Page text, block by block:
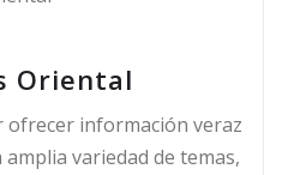
Oriental
información veraz
variedad de temas,